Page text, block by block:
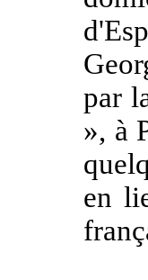
par
», à
en